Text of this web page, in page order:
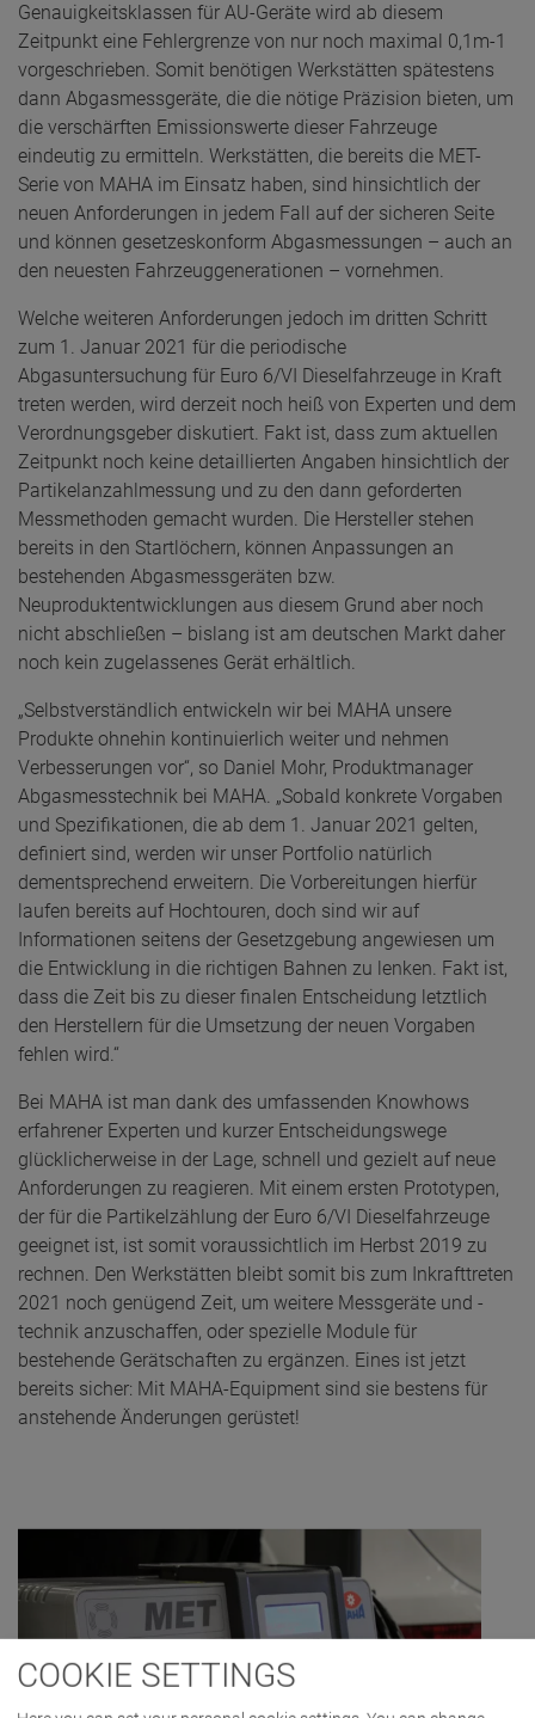
Genauigkeitsklassen für AU-Geräte wird ab diesem
Zeitpunkt eine Fehlergrenze von nur noch maximal 0,1m-1
vorgeschrieben. Somit benötigen Werkstätten spätestens
dann Abgasmessgeräte, die die nötige Präzision bieten, um
die verschärften Emissionswerte dieser Fahrzeuge
eindeutig zu ermitteln. Werkstätten, die bereits die MET-
Serie von MAHA im Einsatz haben, sind hinsichtlich der
neuen Anforderungen in jedem Fall auf der sicheren Seite
und können gesetzeskonform Abgasmessungen – auch an
den neuesten Fahrzeuggenerationen – vornehmen.
Welche weiteren Anforderungen jedoch im dritten Schritt
zum 1. Januar 2021 für die periodische
Abgasuntersuchung für Euro 6/VI Dieselfahrzeuge in Kraft
treten werden, wird derzeit noch heiß von Experten und dem
Verordnungsgeber diskutiert. Fakt ist, dass zum aktuellen
Zeitpunkt noch keine detaillierten Angaben hinsichtlich der
Partikelanzahlmessung und zu den dann geforderten
Messmethoden gemacht wurden. Die Hersteller stehen
bereits in den Startlöchern, können Anpassungen an
bestehenden Abgasmessgeräten bzw.
Neuproduktentwicklungen aus diesem Grund aber noch
nicht abschließen – bislang ist am deutschen Markt daher
noch kein zugelassenes Gerät erhältlich.
„Selbstverständlich entwickeln wir bei MAHA unsere
Produkte ohnehin kontinuierlich weiter und nehmen
Verbesserungen vor“, so Daniel Mohr, Produktmanager
Abgasmesstechnik bei MAHA. „Sobald konkrete Vorgaben
und Spezifikationen, die ab dem 1. Januar 2021 gelten,
definiert sind, werden wir unser Portfolio natürlich
dementsprechend erweitern. Die Vorbereitungen hierfür
laufen bereits auf Hochtouren, doch sind wir auf
Informationen seitens der Gesetzgebung angewiesen um
die Entwicklung in die richtigen Bahnen zu lenken. Fakt ist,
dass die Zeit bis zu dieser finalen Entscheidung letztlich
den Herstellern für die Umsetzung der neuen Vorgaben
fehlen wird.“
Bei MAHA ist man dank des umfassenden Knowhows
erfahrener Experten und kurzer Entscheidungswege
glücklicherweise in der Lage, schnell und gezielt auf neue
Anforderungen zu reagieren. Mit einem ersten Prototypen,
der für die Partikelzählung der Euro 6/VI Dieselfahrzeuge
geeignet ist, ist somit voraussichtlich im Herbst 2019 zu
rechnen. Den Werkstätten bleibt somit bis zum Inkrafttreten
2021 noch genügend Zeit, um weitere Messgeräte und -
technik anzuschaffen, oder spezielle Module für
bestehende Gerätschaften zu ergänzen. Eines ist jetzt
bereits sicher: Mit MAHA-Equipment sind sie bestens für
anstehende Änderungen gerüstet!
COOKIE SETTINGS